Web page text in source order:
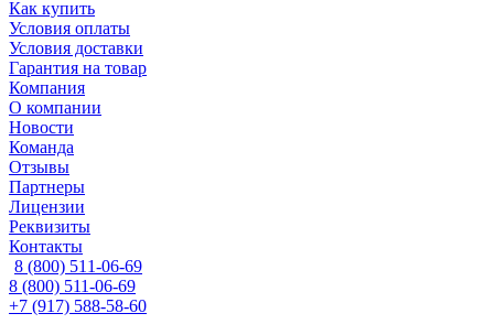
Как купить
Условия оплаты
Условия доставки
Гарантия на товар
Компания
О компании
Новости
Команда
Отзывы
Партнеры
Лицензии
Реквизиты
Контакты
8 (800) 511-06-69
8 (800) 511-06-69
+7 (917) 588-58-60